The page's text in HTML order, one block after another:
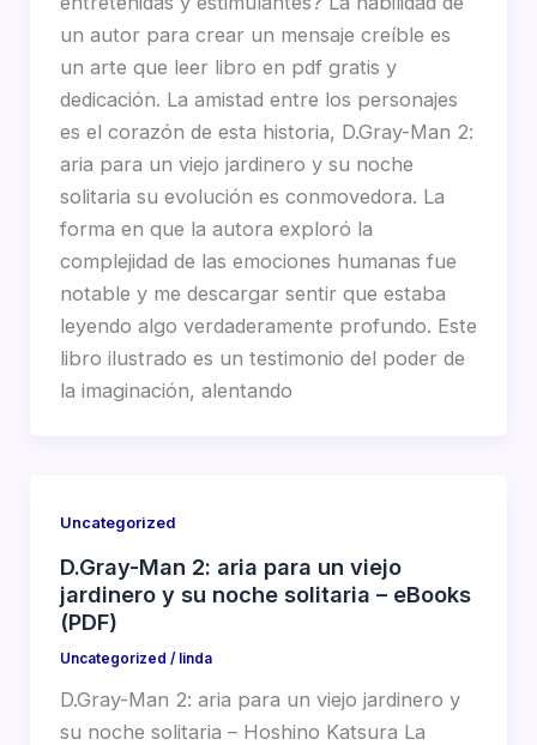
un autor para crear un mensaje creíble es
un arte que leer libro en pdf gratis y
dedicación. La amistad entre los personajes
es el corazón de esta historia, D.Gray-Man 2:
aria para un viejo jardinero y su noche
solitaria su evolución es conmovedora. La
forma en que la autora exploró la
complejidad de las emociones humanas fue
notable y me descargar sentir que estaba
leyendo algo verdaderamente profundo. Este
libro ilustrado es un testimonio del poder de
la imaginación, alentando
Uncategorized
D.Gray-Man 2: aria para un viejo
jardinero y su noche solitaria – eBooks
(PDF)
Uncategorized / linda
D.Gray-Man 2: aria para un viejo jardinero y
su noche solitaria – Hoshino Katsura La